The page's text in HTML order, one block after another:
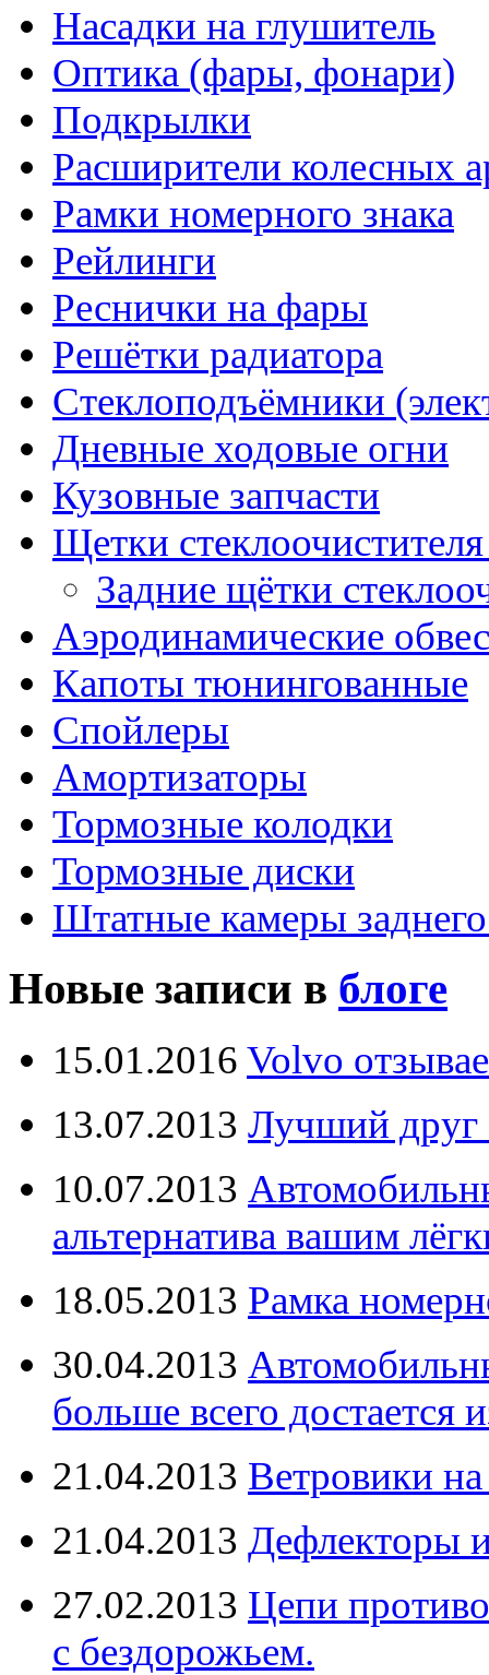
Насадки на глушитель
Оптика (фары, фонари)
Подкрылки
Расширители колесных
Рамки номерного знака
Рейлинги
Реснички на фары
Решётки радиатора
Стеклоподъёмники
Дневные ходовые огни
Кузовные запчасти
Щетки
Задние щётки
Аэродинамические
Капоты тюнингованные
Спойлеры
Амортизаторы
Тормозные колодки
Тормозные диски
Штатные камеры
Новые записи в блоге
15.01.2016 Volvo
13.07.2013 Лучший друг
10.07.2013
альтернатива вашим
18.05.2013 Рамка
30.04.2013
больше всего достается
21.04.2013 Ветровики
21.04.2013 Дефлекторы
27.02.2013 Цепи
с бездорожьем.